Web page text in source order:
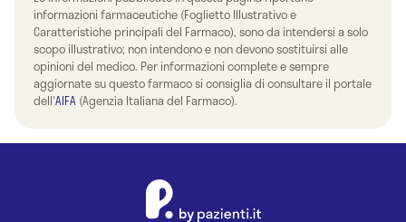
informazioni farmaceutiche (Foglietto Illustrativo e
Caratteristiche principali del Farmaco), sono da intendersi a solo
scopo illustrativo; non intendono e non devono sostituirsi alle
opinioni del medico. Per informazioni complete e sempre
aggiornate su questo farmaco si consiglia di consultare il portale
dell'AIFA (Agenzia Italiana del Farmaco).